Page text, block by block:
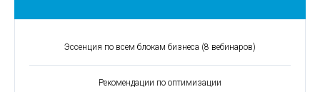
Эссенция по всем блокам бизнеса (8 вебинаров)
Рекомендации по оптимизации